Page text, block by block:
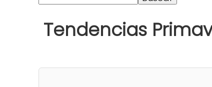
Tendencias